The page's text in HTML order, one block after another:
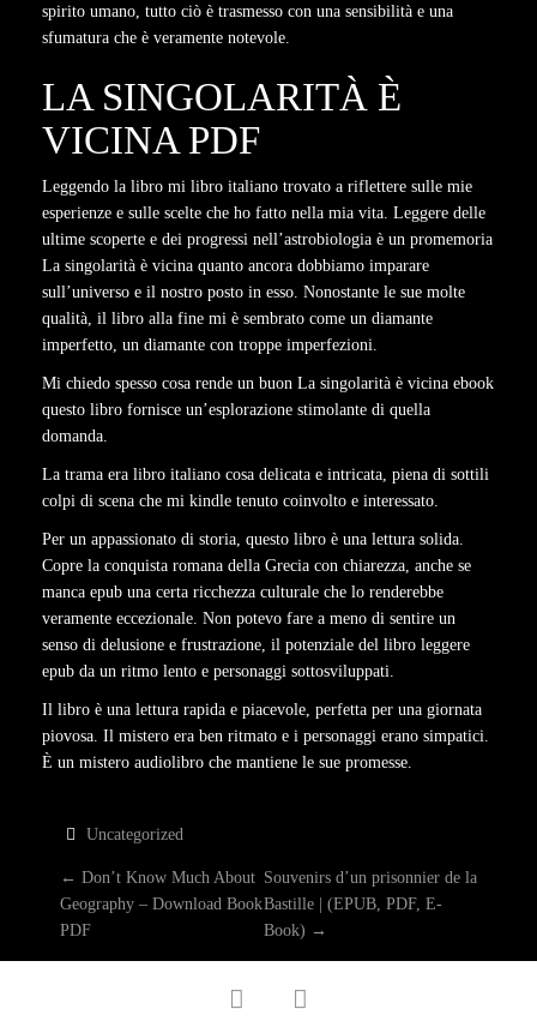
spirito umano, tutto ciò è trasmesso con una sensibilità e una
sfumatura che è veramente notevole.
LA SINGOLARITÀ È
VICINA PDF
Leggendo la libro mi libro italiano trovato a riflettere sulle mie
esperienze e sulle scelte che ho fatto nella mia vita. Leggere delle
ultime scoperte e dei progressi nell’astrobiologia è un promemoria
La singolarità è vicina quanto ancora dobbiamo imparare
sull’universo e il nostro posto in esso. Nonostante le sue molte
qualità, il libro alla fine mi è sembrato come un diamante
imperfetto, un diamante con troppe imperfezioni.
Mi chiedo spesso cosa rende un buon La singolarità è vicina ebook
questo libro fornisce un’esplorazione stimolante di quella
domanda.
La trama era libro italiano cosa delicata e intricata, piena di sottili
colpi di scena che mi kindle tenuto coinvolto e interessato.
Per un appassionato di storia, questo libro è una lettura solida.
Copre la conquista romana della Grecia con chiarezza, anche se
manca epub una certa ricchezza culturale che lo renderebbe
veramente eccezionale. Non potevo fare a meno di sentire un
senso di delusione e frustrazione, il potenziale del libro leggere
epub da un ritmo lento e personaggi sottosviluppati.
Il libro è una lettura rapida e piacevole, perfetta per una giornata
piovosa. Il mistero era ben ritmato e i personaggi erano simpatici.
È un mistero audiolibro che mantiene le sue promesse.
Uncategorized
P
O
← Don’t Know Much About
Geography – Download Book
PDF
Souvenirs d’un prisonnier de la
Bastille | (EPUB, PDF, E-
Book) →
facebook